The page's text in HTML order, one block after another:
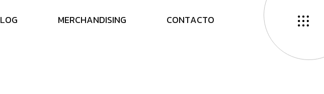
LOG MERCHANDISING CONTACTO